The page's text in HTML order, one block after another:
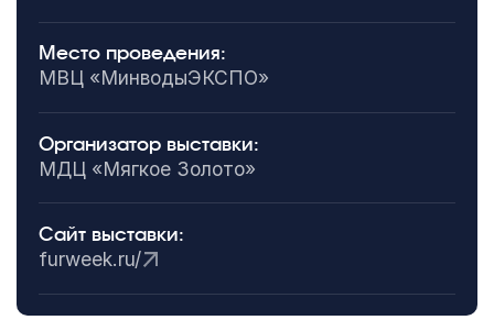
Место проведения:
МВЦ «МинводыЭКСПО»
Организатор выставки:
МДЦ «Мягкое Золото»
Сайт выставки:
furweek.ru/